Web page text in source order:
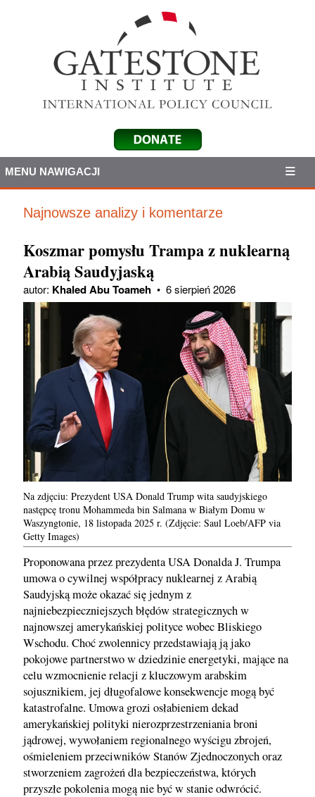
MENU NAWIGACJI
Najnowsze analizy i komentarze
Koszmar pomysłu Trampa z nuklearną
Arabią Saudyjaską
autor: Khaled Abu Toameh • 6 sierpień 2026
Na zdjęciu: Prezydent USA Donald Trump wita saudyjskiego
następcę tronu Mohammeda bin Salmana w Białym Domu w
Waszyngtonie, 18 listopada 2025 r. (Zdjęcie: Saul Loeb/AFP via
Getty Images)
Proponowana przez prezydenta USA Donalda J. Trumpa
umowa o cywilnej współpracy nuklearnej z Arabią
Saudyjską może okazać się jednym z
najniebezpieczniejszych błędów strategicznych w
najnowszej amerykańskiej polityce wobec Bliskiego
Wschodu. Choć zwolennicy przedstawiają ją jako
pokojowe partnerstwo w dziedzinie energetyki, mające na
celu wzmocnienie relacji z kluczowym arabskim
sojusznikiem, jej długofalowe konsekwencje mogą być
katastrofalne. Umowa grozi osłabieniem dekad
amerykańskiej polityki nierozprzestrzeniania broni
jądrowej, wywołaniem regionalnego wyścigu zbrojeń,
ośmieleniem przeciwników Stanów Zjednoczonych oraz
stworzeniem zagrożeń dla bezpieczeństwa, których
przyszłe pokolenia mogą nie być w stanie odwrócić.